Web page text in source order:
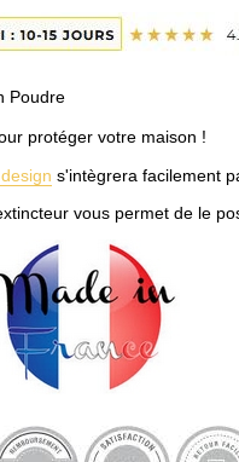
Poudre
protéger votre maison !
s'intègrera facilement
vous permet de le